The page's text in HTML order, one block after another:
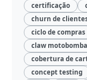
certificação
churn de
ciclo de compras
claw
cobertura de
concept testing